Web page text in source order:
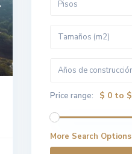
Pisos
Price range: $ 0 to
More Search Options